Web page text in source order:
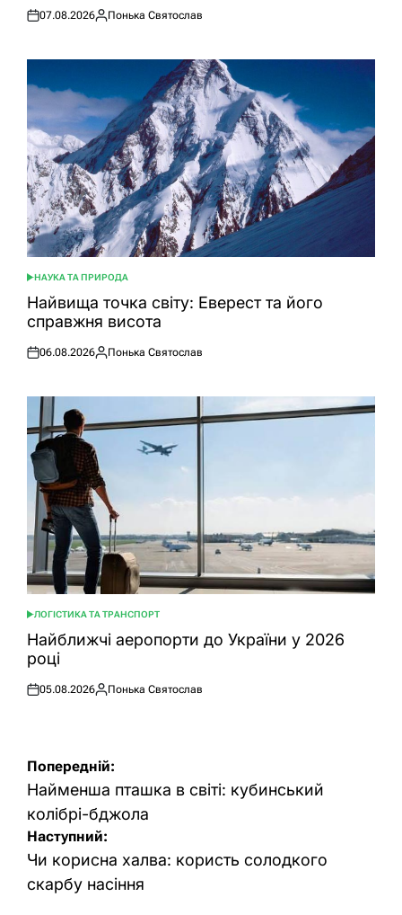
Оприлюднено
07.08.2026
Опубліковано
Понька Святослав
ОПУБЛІКУВАТИ
У
НАУКА ТА ПРИРОДА
Найвища точка світу: Еверест та його
справжня висота
Оприлюднено
06.08.2026
Опубліковано
Понька Святослав
ОПУБЛІКУВАТИ
У
ЛОГІСТИКА ТА ТРАНСПОРТ
Найближчі аеропорти до України у 2026
році
Оприлюднено
05.08.2026
Опубліковано
Понька Святослав
Навігація
записів
Попередній:
Найменша пташка в світі: кубинський
колібрі-бджола
Наступний:
Чи корисна халва: користь солодкого
скарбу насіння